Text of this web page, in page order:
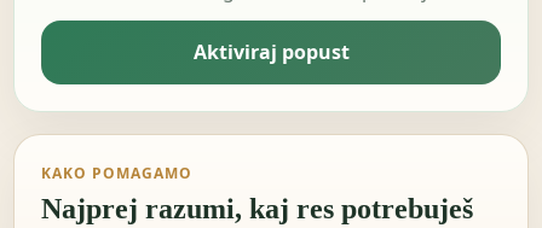
Aktiviraj popust
KAKO POMAGAMO
Najprej razumi, kaj res potrebuješ